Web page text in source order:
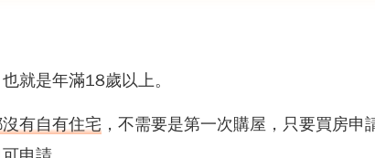
就是年滿18歲以上。
有自有住宅 ，不需要是第一次購屋，只要買房申